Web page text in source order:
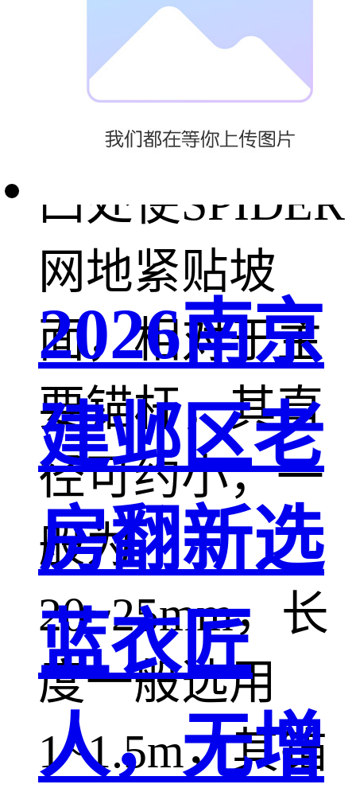
杆：选用件。
用于在局部低
凹处使SPIDER
网地紧贴坡
面，相对于主
要锚杆，其直
径可约小，一
般为
20~25mm，长
度一般选用
1~1.5m，其锚
2026南京
建邺区老
房翻新选
蓝衣匠
人，无增